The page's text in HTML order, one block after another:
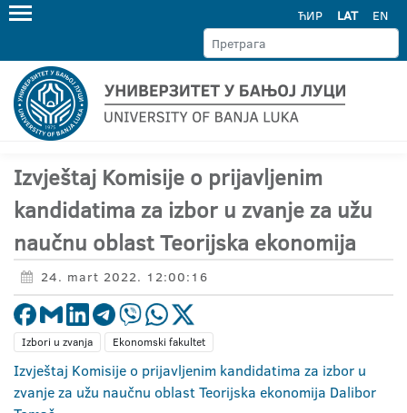
ЋИР LAT EN
Izvještaj Komisije o prijavljenim
kandidatima za izbor u zvanje za užu
naučnu oblast Teorijska ekonomija
24. mart 2022. 12:00:16
Izbori u zvanja Ekonomski fakultet
Izvještaj Komisije o prijavljenim kandidatima za izbor u
zvanje za užu naučnu oblast Teorijska ekonomija Dalibor